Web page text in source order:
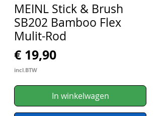
MEINL Stick & Brush
SB202 Bamboo Flex
Mulit-Rod
€ 19,90Prijs
incl.BTW
In winkelwagen